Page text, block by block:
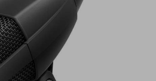
パーカッション